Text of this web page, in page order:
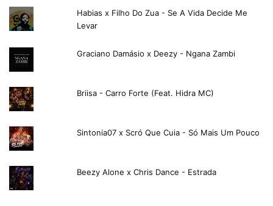
Habias x Filho Do Zua - Se A Vida Decide Me
Levar
Graciano Damásio x Deezy - Ngana Zambi
Briisa - Carro Forte (Feat. Hidra MC)
Sintonia07 x Scró Que Cuia - Só Mais Um Pouco
Beezy Alone x Chris Dance - Estrada